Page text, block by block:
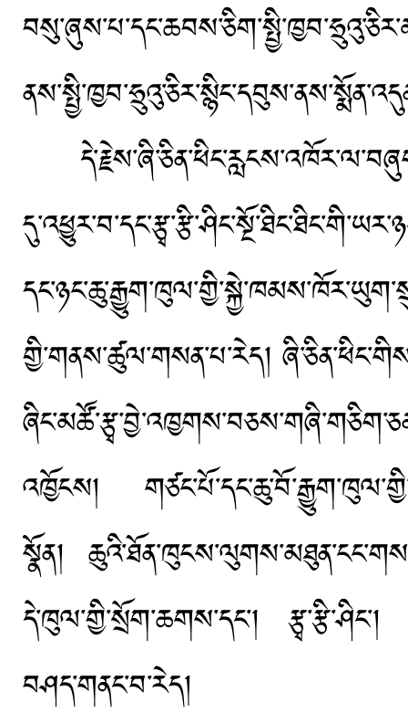
གྱི་གནས་ཚུལ་གསན་པ་རེད།
འཁྱོངས།
སྣོན།
དེ་ཁུལ་གྱི་སྲོག་ཆགས་དང་། རྩྭ་རྩི་ཤིང་།
བཤད་གནང་བ་རེད།